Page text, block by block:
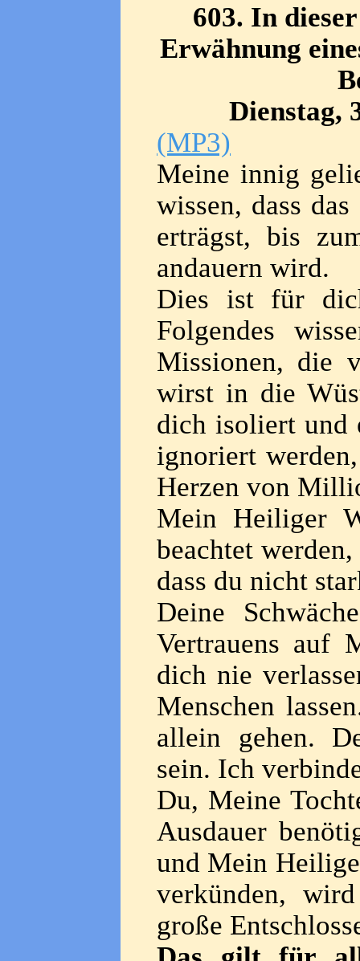
603. In
Erwähnung
Dienstag,
(MP3)
Meine innig
wissen, dass
erträgst, bis
andauern wird.
Dies ist für
Folgendes
Missionen, die
wirst in die
dich isoliert und
ignoriert
Herzen von
Mein Heiliger
beachtet
dass du nicht
Deine
Vertrauens auf
dich nie
Menschen
allein gehen.
sein. Ich
Du, Meine
Ausdauer
und Mein
verkünden,
große